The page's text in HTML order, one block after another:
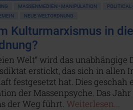
MASSENMEDIEN • MANIPULATION
POLITICAL
NEUE WELTORDNUNG
Kulturmarxismus in
Welt“ wird das unabhängige
erstickt, das sich in allen
festgesetzt hat. Dies geschah
der Massenpsyche. Das
der Weg führt. Weiterlesen...